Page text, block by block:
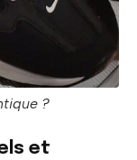
?
et